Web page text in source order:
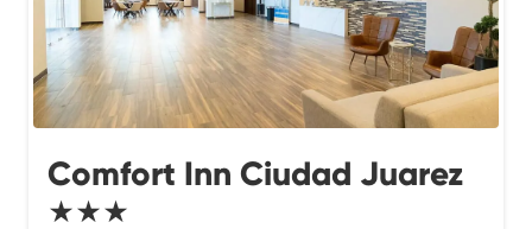
Comfort Inn Ciudad Juarez
★★★